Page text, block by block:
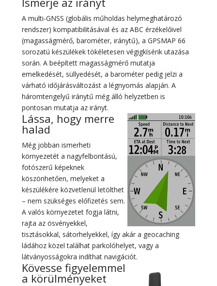
A multi-GNSS (globális műholdas helymeghatározó
rendszer) kompatibilitásával és az ABC érzékelőivel
(magasságmérő, barométer, iránytű), a GPSMAP 66
sorozatú készülékek tökéletesen végigkísérik utazása
során. A beépített magasságmérő mutatja
emelkedését, süllyedését, a barométer pedig jelzi a
várható időjárásváltozást a légnyomás alapján. A
háromtengelyű iránytű még álló helyzetben is
pontosan mutatja az irányt.
Lássa, hogy merre
halad
Még jobban ismerheti
környezetét a nagyfelbontású,
fotószerű képeknek
köszönhetően, melyeket a
készülékére közvetlenül letölthet
– nem szükséges előfizetés sem.
A valós környezetet fogja látni,
rajta az ösvényekkel,
tisztásokkal, sátorhelyekkel, így akár a geocaching
ládához közel találhat parkolóhelyet, vagy a
látványosságokra indíthat navigációt.
Kövesse figyelemmel
a körülményeket